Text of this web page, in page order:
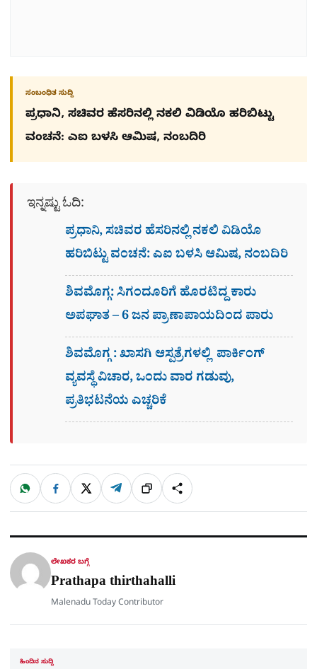
ಸಂಬಂಧಿತ ಸುದ್ದಿ
ಪ್ರಧಾನಿ, ಸಚಿವರ ಹೆಸರಿನಲ್ಲಿ ನಕಲಿ ವಿಡಿಯೊ ಹರಿಬಿಟ್ಟು
ವಂಚನೆ: ಎಐ ಬಳಸಿ ಆಮಿಷ, ನಂಬದಿರಿ
ಇನ್ನಷ್ಟು ಓದಿ:
ಪ್ರಧಾನಿ, ಸಚಿವರ ಹೆಸರಿನಲ್ಲಿ ನಕಲಿ ವಿಡಿಯೊ
ಹರಿಬಿಟ್ಟು ವಂಚನೆ: ಎಐ ಬಳಸಿ ಆಮಿಷ, ನಂಬದಿರಿ
ಶಿವಮೊಗ್ಗ: ಸಿಗಂದೂರಿಗೆ ಹೊರಟಿದ್ದ ಕಾರು
ಅಪಘಾತ – 6 ಜನ ಪ್ರಾಣಾಪಾಯದಿಂದ ಪಾರು
ಶಿವಮೊಗ್ಗ : ಖಾಸಗಿ ಆಸ್ಪತ್ರೆಗಳಲ್ಲಿ ಪಾರ್ಕಿಂಗ್​
ವ್ಯವಸ್ಥೆ ವಿಚಾರ, ಒಂದು ವಾರ ಗಡುವು,
ಪ್ರತಿಭಟನೆಯ ಎಚ್ಚರಿಕೆ
ಹಂಚಿಕೊಳ್ಳಿ
W
a
t
p
p
F
c
e
o
k
X T
l
e
a
m
ಲಿಂ
ಕ್
S
h
a
ಲೇಖಕರ ಬಗ್ಗೆ
Prathapa thirthahalli
Malenadu Today Contributor
ಹಿಂದಿನ ಸುದ್ದಿ